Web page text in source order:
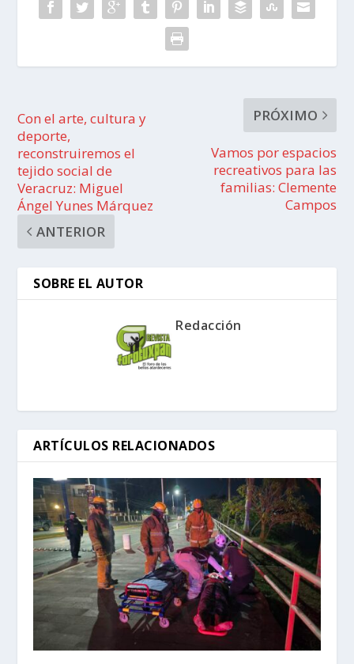
Con el arte, cultura y
deporte,
reconstruiremos el
tejido social de
Veracruz: Miguel
Ángel Yunes Márquez
ANTERIOR
PRÓXIMO
Vamos por espacios
recreativos para las
familias: Clemente
Campos
SOBRE EL AUTOR
Redacción
ARTÍCULOS RELACIONADOS